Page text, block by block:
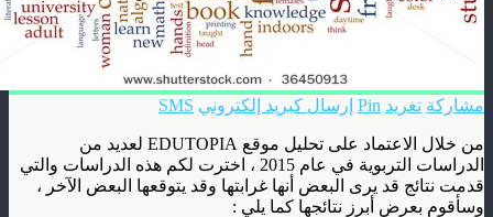
مشاركة تغريد Pin إرسال كبريد إلكتروني SMS
من خلال الاعتماد على تحليل موقع EDUTOPIA لعديد من
الدراسات التربوية في عام 2015 ، اخترت لكم هذه الدراسات والتي
قدمت نتائج قد يرى البعض أنها غرابتها وقد يتوقعها البعض الآخر ،
وسأقوم بعرض أبرز نتائجها كما يلي :